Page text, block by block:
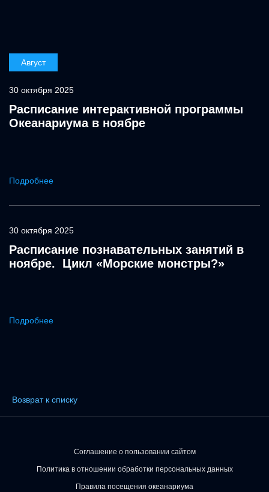
Август
30 октября 2025
Расписание интерактивной программы
Океанариума в ноябре
Подробнее
30 октября 2025
Расписание познавательных занятий в
ноябре. Цикл «Морские монстры?»
Подробнее
Возврат к списку
Соглашение о пользовании сайтом
Политика в отношении обработки персональных данных
Правила посещения океанариума